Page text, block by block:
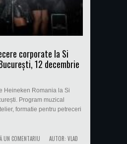
corporate la Si
12 decembrie
Heineken Romania la Si
Program muzical
formatie pentru petreceri
UN COMENTARIU AUTOR: VLAD